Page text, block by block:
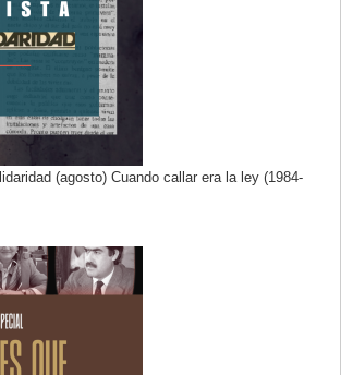
(agosto) Cuando callar era la ley (1984-